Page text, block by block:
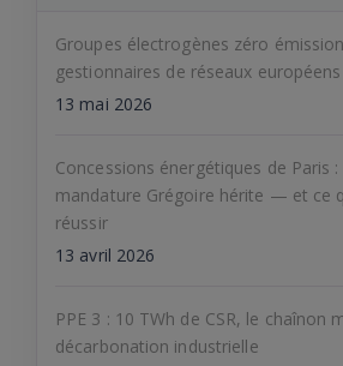
Groupes électrogènes zéro
gestionnaires de réseaux européens
13 mai 2026
Concessions énergétiques de Paris :
mandature Grégoire hérite — et ce
réussir
13 avril 2026
PPE 3 : 10 TWh de CSR, le chaînon
décarbonation industrielle